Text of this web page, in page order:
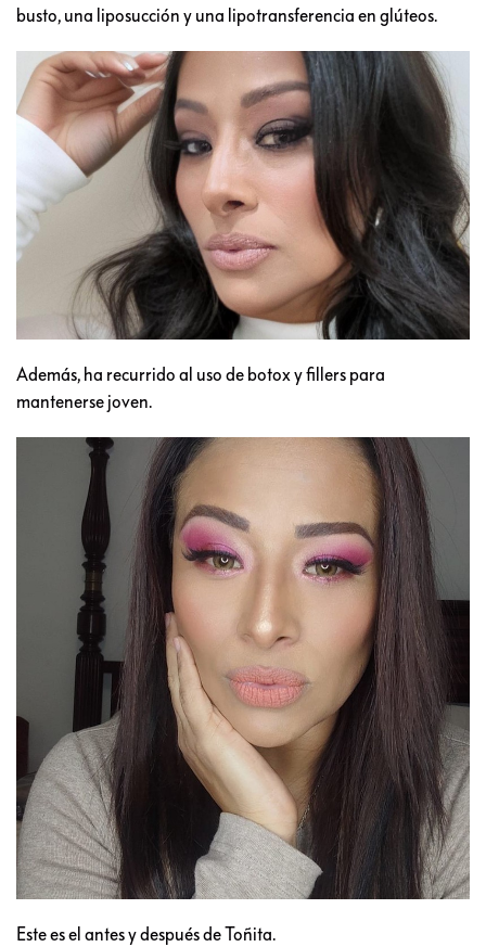
busto, una liposucción y una lipotransferencia en glúteos.
Además, ha recurrido al uso de botox y fillers para
mantenerse joven.
Este es el antes y después de Toñita.